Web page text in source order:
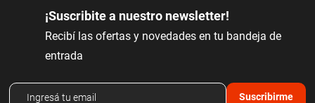
¡Suscribite a nuestro newsletter!
Recibí las ofertas y novedades en tu bandeja de
entrada
Suscribirme